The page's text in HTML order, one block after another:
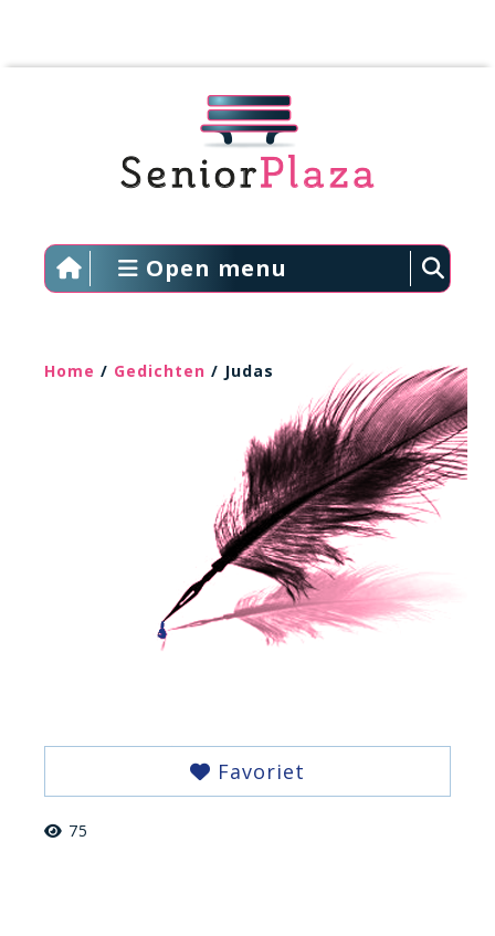
Open menu
Home / Gedichten / Judas
Favoriet
75